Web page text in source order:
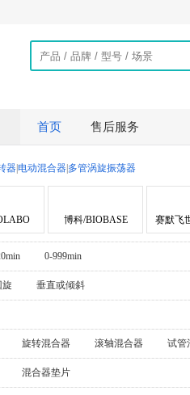
首页 售后服务
器电动混合器 多管涡旋振荡器
博科/BIOBASE 赛默飞
0-999min
旋 垂直或倾斜
旋转混合器 滚轴混合器 试管
混合器垫片